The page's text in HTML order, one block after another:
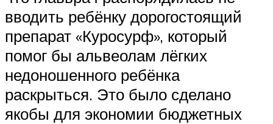
вводить ребёнку дорогостоящий
препарат «Куросурф», который
помог бы альвеолам лёгких
недоношенного ребёнка
раскрыться. Это было сделано
якобы для экономии бюджетных